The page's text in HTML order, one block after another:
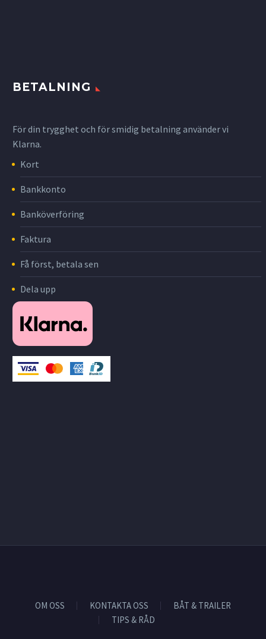
BETALNING
För din trygghet och för smidig betalning använder vi
Klarna.
Kort
Bankkonto
Banköverföring
Faktura
Få först, betala sen
Dela upp
OM OSS KONTAKTA OSS
BÅT & TRAILER
TIPS & RÅD